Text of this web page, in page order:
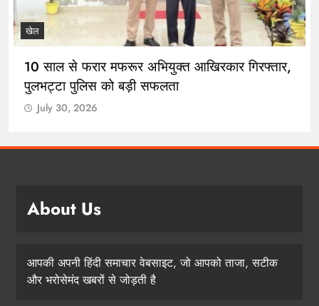
खेल
10 साल से फरार मफरूर अभियुक्त आखिरकार गिरफ्तार,
पुलभट्टा पुलिस को बड़ी सफलता
July 30, 2026
About Us
आपकी अपनी हिंदी समाचार वेबसाइट, जो आपको ताजा, सटीक
और भरोसेमंद खबरों से जोड़ती है